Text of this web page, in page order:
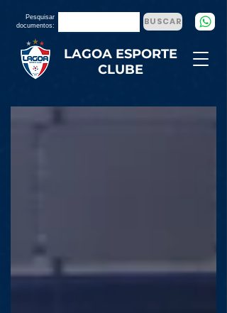
LAGOA ESPORTE
CLUBE
Pesquisar
documentos:
BUSCAR